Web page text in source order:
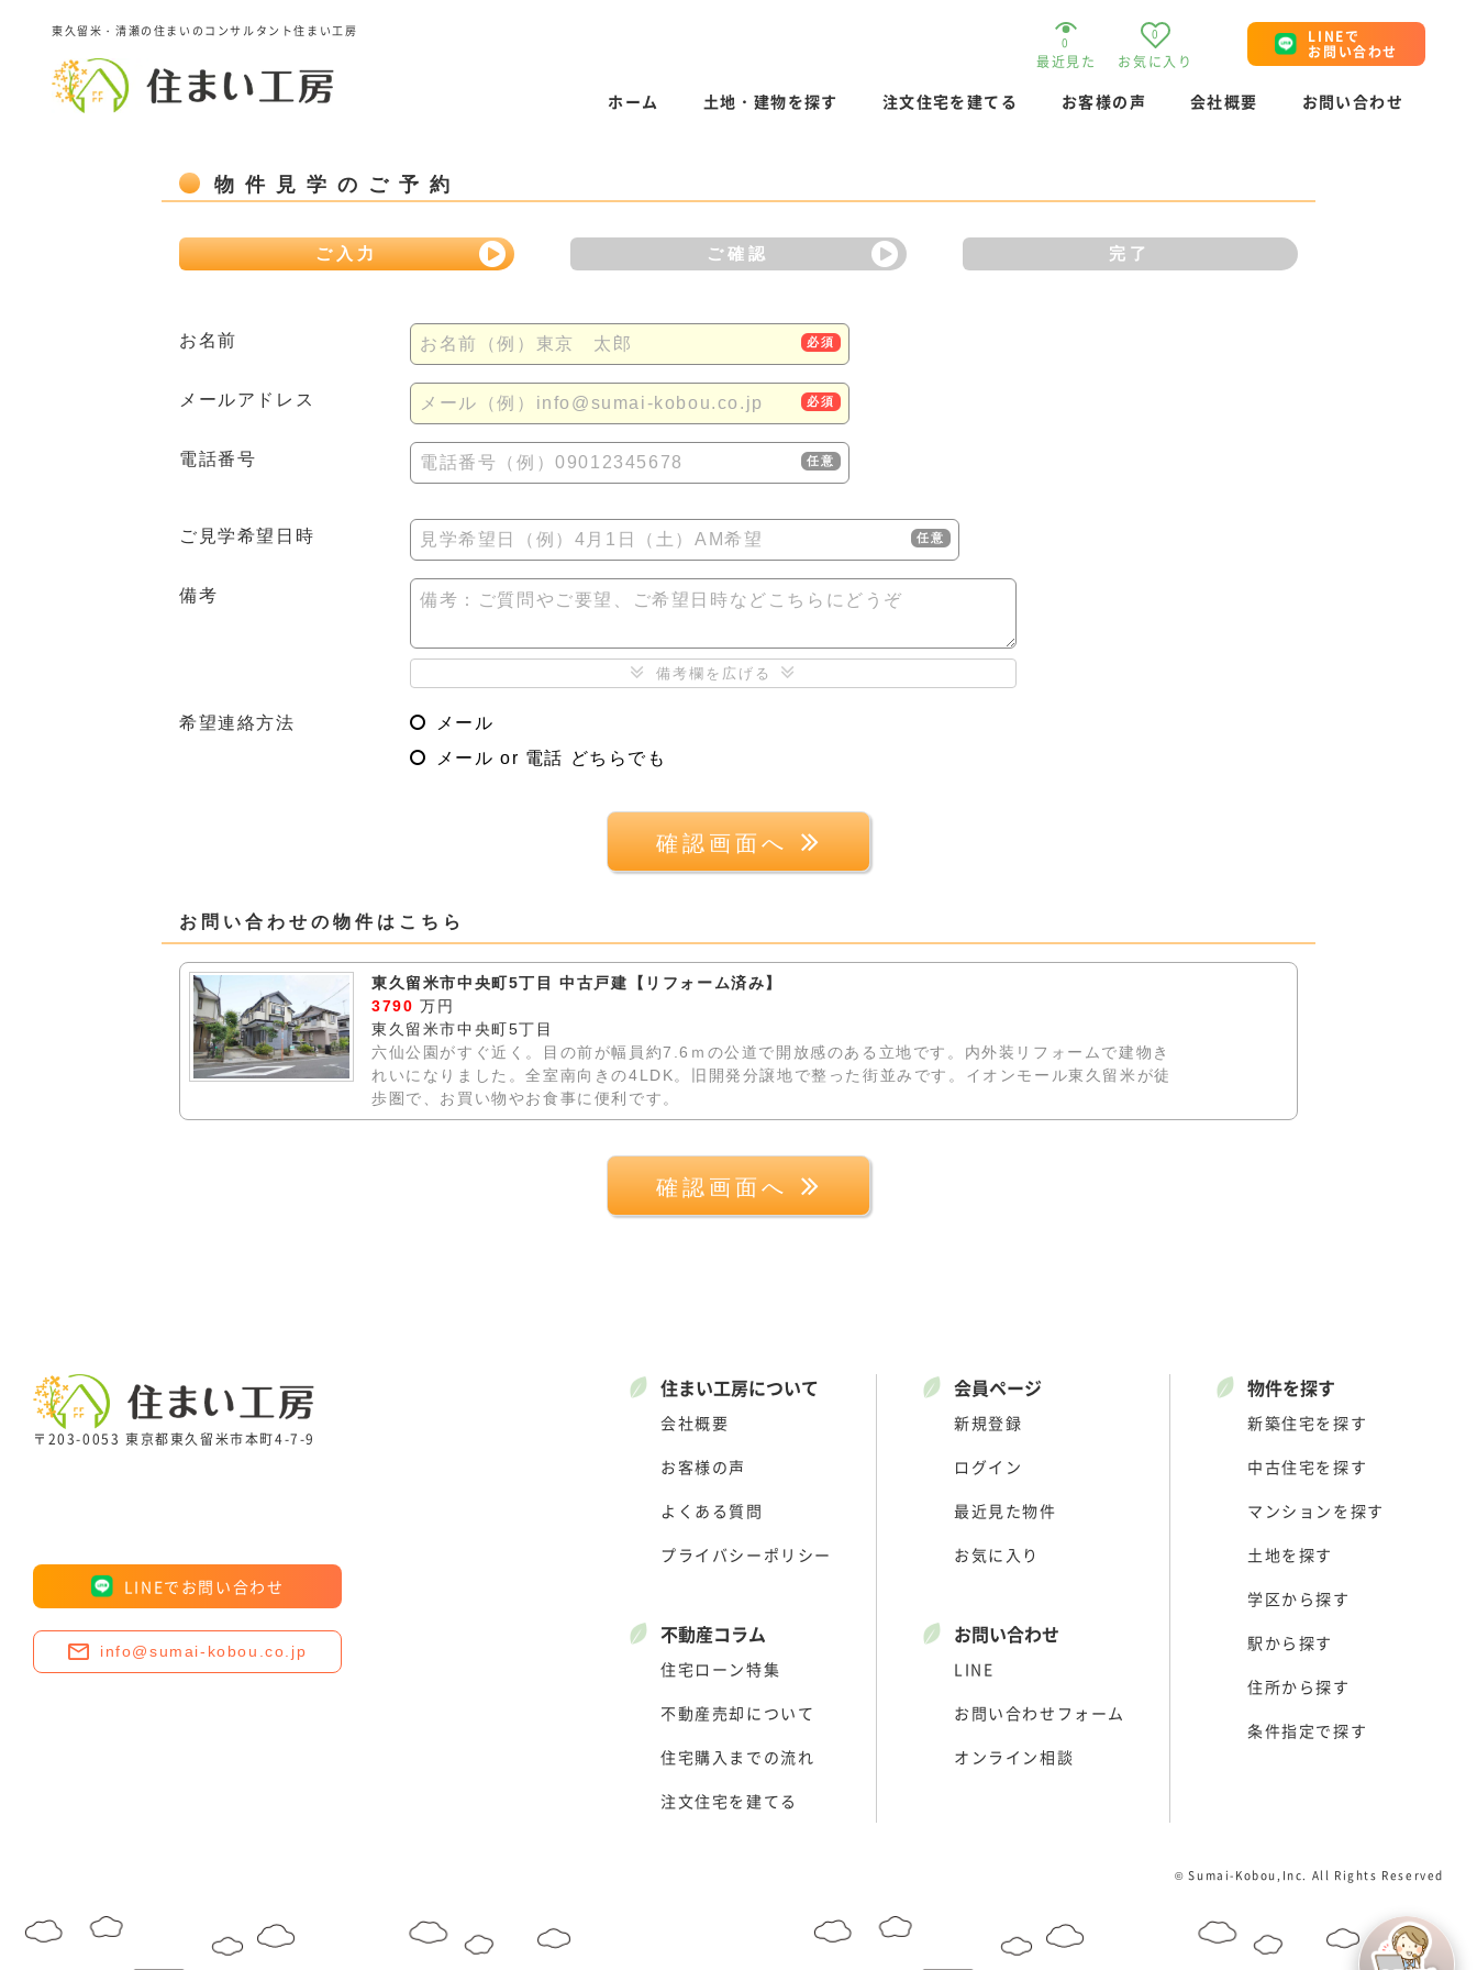
東久留米・清瀬の住まいのコンサルタント住まい工房
0
最近見た
0
お気に入り
LINEで
お問い合わせ
ホーム 土地・建物を探す 注文住宅を建てる お客様の声 会社概要 お問い合わせ
物件見学のご予約
ご入力 ご確認 完了
お名前 お名前（例）東京 太郎 必須
メールアドレス メール（例）info@sumai-kobou.co.jp 必須
電話番号 電話番号（例）09012345678 任意
ご見学希望日時 見学希望日（例）4月1日（土）AM希望 任意
備考 備考：ご質問やご要望、ご希望日時などこちらにどうぞ
備考欄を広げる
希望連絡方法
メール
メール or 電話 どちらでも
確認画面へ
お問い合わせの物件はこちら
東久留米市中央町5丁目 中古戸建【リフォーム済み】
3790 万円
東久留米市中央町5丁目
六仙公園がすぐ近く。目の前が幅員約7.6ｍの公道で開放感のある立地です。内外装リフォームで建物き
れいになりました。全室南向きの4LDK。旧開発分譲地で整った街並みです。イオンモール東久留米が徒
歩圏で、お買い物やお食事に便利です。
確認画面へ
〒203-0053 東京都東久留米市本町4-7-9
LINEでお問い合わせ
info@sumai-kobou.co.jp
住まい工房について
会社概要
お客様の声
よくある質問
プライバシーポリシー
不動産コラム
住宅ローン特集
不動産売却について
住宅購入までの流れ
注文住宅を建てる
会員ページ
新規登録
ログイン
最近見た物件
お気に入り
お問い合わせ
LINE
お問い合わせフォーム
オンライン相談
物件を探す
新築住宅を探す
中古住宅を探す
マンションを探す
土地を探す
学区から探す
駅から探す
住所から探す
条件指定で探す
© Sumai-Kobou,Inc. All Rights Reserved